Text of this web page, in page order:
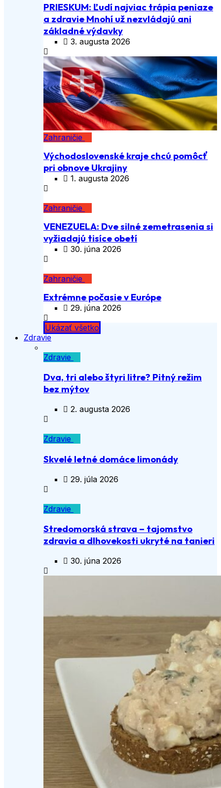
PRIESKUM: Ľudí najviac trápia peniaze
a zdravie Mnohí už nezvládajú ani
základné výdavky
3. augusta 2026
Zahraničie
Východoslovenské kraje chcú pomôcť
pri obnove Ukrajiny
1. augusta 2026
Zahraničie
VENEZUELA: Dve silné zemetrasenia si
vyžiadajú tisíce obetí
30. júna 2026
Zahraničie
Extrémne počasie v Európe
29. júna 2026
Ukázať všetko
Zdravie
Zdravie
Dva, tri alebo štyri litre? Pitný režim
bez mýtov
2. augusta 2026
Zdravie
Skvelé letné domáce limonády
29. júla 2026
Zdravie
Stredomorská strava – tajomstvo
zdravia a dlhovekosti ukryté na tanieri
30. júna 2026